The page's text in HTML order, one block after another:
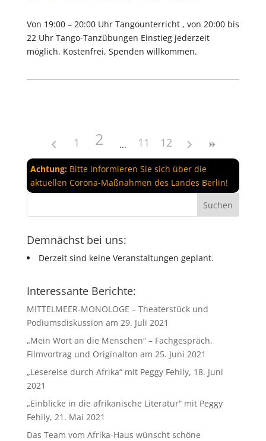
Von 19:00 – 20:00 Uhr Tangounterricht , von 20:00 bis
22 Uhr Tango-Tanzübungen Einstieg jederzeit
möglich. Kostenfrei, Spenden willkommen.
1 2 11 12
Achtung:Bitte informieren Sie sich über die
aktuellen Corona-Maßnahmen des Landes Berlin!
Demnächst bei uns:
Derzeit sind keine Veranstaltungen geplant.
Interessante Berichte:
MITTELMEER-MONOLOGE – Theaterstück und
Podiumsdiskussion am 29. Juli 2021
„Mein Wort an die Menschen“ – Fachgespräch,
Filmvortrag und Originalton am 25. Juni 2021
„Lesereise durch Afrika“ mit Peggy Fehily, 18. Juni
2021
„Einblicke in die afrikanische Literatur“ mit Peggy
Fehily, 21. Mai 2021
Das Team vom Afrika-Haus wünscht schöne